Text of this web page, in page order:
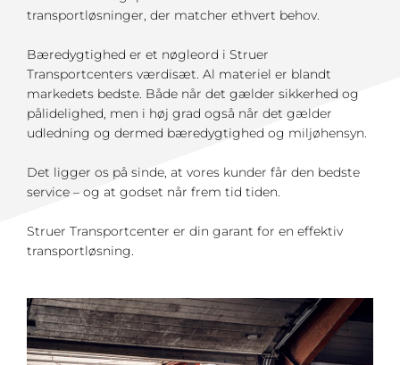
transportløsninger, der matcher ethvert behov.
Bæredygtighed er et nøgleord i Struer
Transportcenters værdisæt. Al materiel er blandt
markedets bedste. Både når det gælder sikkerhed og
pålidelighed, men i høj grad også når det gælder
udledning og dermed bæredygtighed og miljøhensyn.
Det ligger os på sinde, at vores kunder får den bedste
service – og at godset når frem tid tiden.
Struer Transportcenter er din garant for en effektiv
transportløsning.